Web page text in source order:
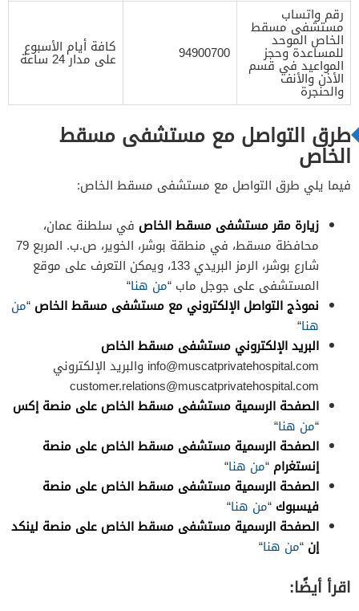
رقم واتساب
مستشفى مسقط
الخاص الموحد
للمساعدة وحجز
المواعيد في قسم
الأذن والأنف
والحنجرة
94900700 كافة أيام الأسبوع
على مدار 24 ساعة
طرق التواصل مع مستشفى مسقط
الخاص
فيما يلي طرق التواصل مع مستشفى مسقط الخاص:
زيارة مقر مستشفى مسقط الخاص في سلطنة عمان،
محافظة مسقط، في منطقة بوشر، الخوير، ص.ب. المربع 79
شارع بوشر، الرمز البريدي 133، ويمكن التعرف على موقع
المستشفى على جوجل ماب “من هنا“
نموذج التواصل الإلكتروني مع مستشفى مسقط الخاص “من
هنا“
البريد الإلكتروني مستشفى مسقط الخاص
info@muscatprivatehospital.com والبريد الإلكتروني
customer.relations@muscatprivatehospital.com
الصفحة الرسمية مستشفى مسقط الخاص على منصة إكس
“من هنا“
الصفحة الرسمية مستشفى مسقط الخاص على منصة
إنستغرام “من هنا“
الصفحة الرسمية مستشفى مسقط الخاص على منصة
فيسبوك “من هنا“
الصفحة الرسمية مستشفى مسقط الخاص على منصة لينكد
إن “من هنا“
اقرأ أيضًا: